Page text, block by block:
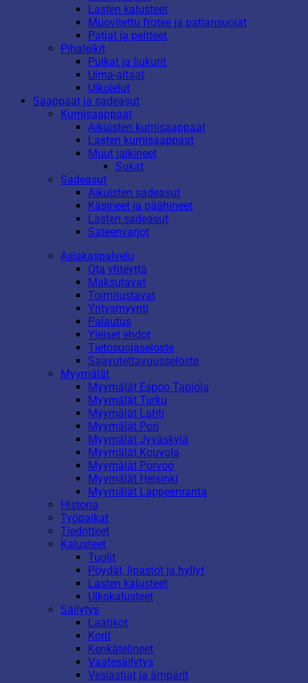
Lasten kalusteet
Muovitettu frotee ja patjansuojat
Patjat ja peitteet
Pihaleikit
Pulkat ja liukurit
Uima-altaat
Ulkolelut
Saappaat ja sadeasut
Kumisaappaat
Aikuisten kumisaappaat
Lasten kumisaappaat
Muut jalkineet
Sukat
Sadeasut
Aikuisten sadeasut
Käsineet ja päähineet
Lasten sadeasut
Sateenvarjot
Asiakaspalvelu
Ota yhteyttä
Maksutavat
Toimitustavat
Yritysmyynti
Palautus
Yleiset ehdot
Tietosuojaseloste
Saavutettavuusseloste
Myymälät
Myymälät Espoo Tapiola
Myymälät Turku
Myymälät Lahti
Myymälät Pori
Myymälät Jyväskylä
Myymälät Kouvola
Myymälät Porvoo
Myymälät Helsinki
Myymälät Lappeenranta
Historia
Työpaikat
Tiedotteet
Kalusteet
Tuolit
Pöydät, lipastot ja hyllyt
Lasten kalusteet
Ulkokalusteet
Säilytys
Laatikot
Korit
Kenkätelineet
Vaatesäilytys
Vesiastiat ja ämpärit